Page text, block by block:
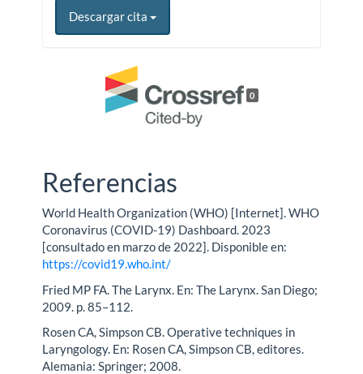
Descargar cita
0
Referencias
World Health Organization (WHO) [Internet]. WHO
Coronavirus (COVID-19) Dashboard. 2023
[consultado en marzo de 2022]. Disponible en:
https://covid19.who.int/
Fried MP FA. The Larynx. En: The Larynx. San Diego;
2009. p. 85–112.
Rosen CA, Simpson CB. Operative techniques in
Laryngology. En: Rosen CA, Simpson CB, editores.
Alemania: Springer; 2008.